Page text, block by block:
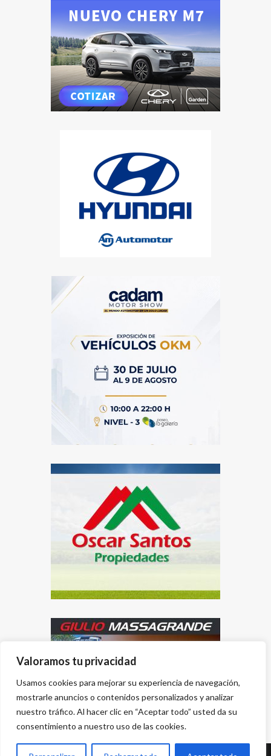
Valoramos tu privacidad
Usamos cookies para mejorar su experiencia de navegación,
mostrarle anuncios o contenidos personalizados y analizar
nuestro tráfico. Al hacer clic en “Aceptar todo” usted da su
consentimiento a nuestro uso de las cookies.